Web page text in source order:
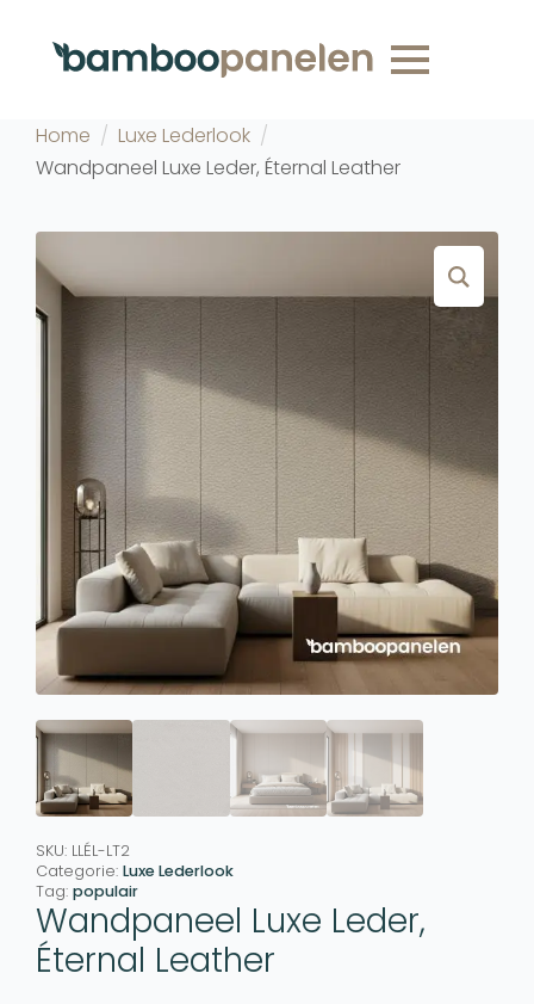
Home
Luxe Lederlook
Wandpaneel Luxe Leder, Éternal Leather
SKU: LLÉL-LT2
Categorie: Luxe Lederlook
Tag: populair
Wandpaneel Luxe Leder,
Éternal Leather